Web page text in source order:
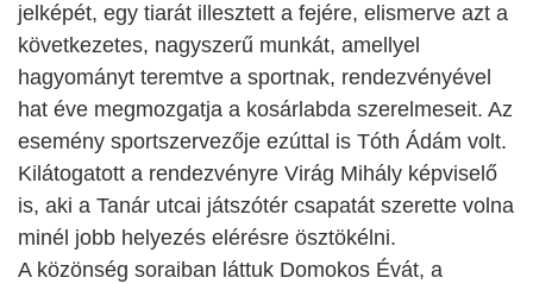
jelképét, egy tiarát illesztett a fejére, elismerve azt a
következetes, nagyszerű munkát, amellyel
hagyományt teremtve a sportnak, rendezvényével
hat éve megmozgatja a kosárlabda szerelmeseit. Az
esemény sportszervezője ezúttal is Tóth Ádám volt.
Kilátogatott a rendezvényre Virág Mihály képviselő
is, aki a Tanár utcai játszótér csapatát szerette volna
minél jobb helyezés elérésre ösztökélni.
A közönség soraiban láttuk Domokos Évát, a